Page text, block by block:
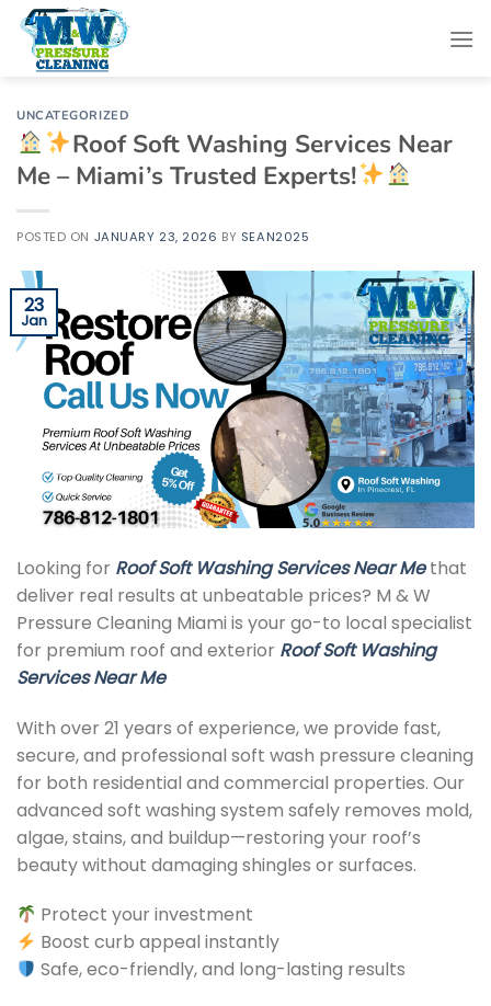
Skip
content
UNCATEGORIZED
Roof Soft Washing Services Near
Me – Miami’s Trusted Experts!
POSTED ON JANUARY 23, 2026 BY SEAN2025
23
Jan
Looking for Roof Soft Washing Services Near Methat
deliver real results at unbeatable prices? M & W
Pressure Cleaning Miami is your go-to local specialist
for premium roof and exterior Roof Soft Washing
Services Near Me
With over 21 years of experience, we provide fast,
secure, and professional soft wash pressure cleaning
for both residential and commercial properties. Our
advanced soft washing system safely removes mold,
algae, stains, and buildup—restoring your roof’s
beauty without damaging shingles or surfaces.
Protect your investment
Boost curb appeal instantly
Safe, eco-friendly, and long-lasting results